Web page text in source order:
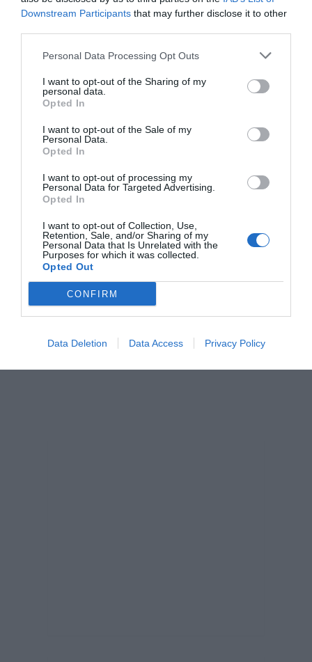
Downstream Participants that may further disclose it to other
Personal Data Processing Opt Outs
I want to opt-out of the Sharing of my
personal data.
Opted In
I want to opt-out of the Sale of my
Personal Data.
Opted In
I want to opt-out of processing my
Personal Data for Targeted Advertising.
Opted In
I want to opt-out of Collection, Use,
Retention, Sale, and/or Sharing of my
Personal Data that Is Unrelated with the
Purposes for which it was collected.
Opted Out
CONFIRM
Data Deletion Data Access Privacy Policy
F
a
c
e
b
o
o
M
e
ss
e
n
g
er
X
W
h
s
p
p
C
o
y
k
S
h
e